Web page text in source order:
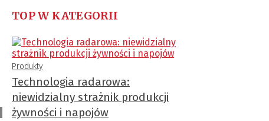
TOP W KATEGORII
Produkty
Technologia radarowa:
niewidzialny strażnik produkcji
żywności i napojów